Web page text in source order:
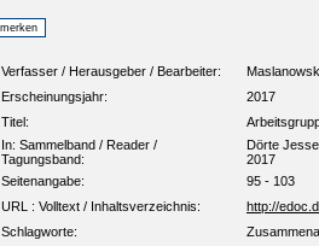
Verfasser / Herausgeber / Bearbeiter:
Erscheinungsjahr:
2017
Titel:
In: Sammelband / Reader /
Tagungsband:
Dörte
2017
Seitenangabe:
95 - 103
URL : Volltext / Inhaltsverzeichnis:
http://
Schlagworte: